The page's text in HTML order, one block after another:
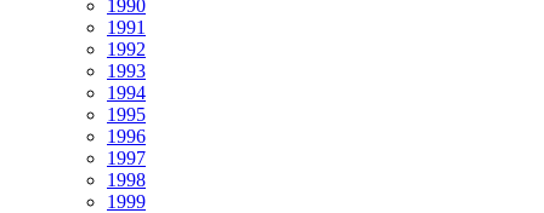
1990
1991
1992
1993
1994
1995
1996
1997
1998
1999